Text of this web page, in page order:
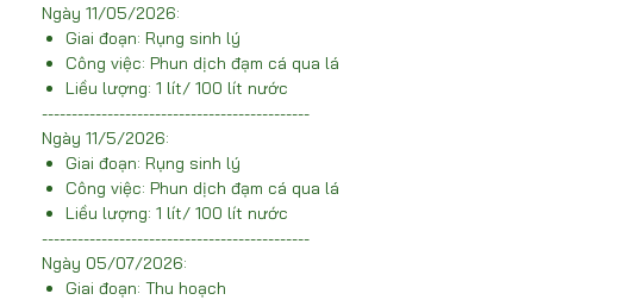
Ngày 11/05/2026:
Giai đoạn: Rụng sinh lý
Công việc: Phun dịch đạm cá qua lá
Liều lượng: 1 lít/ 100 lít nước
---------------------------------------------
Ngày 11/5/2026:
Giai đoạn: Rụng sinh lý
Công việc: Phun dịch đạm cá qua lá
Liều lượng: 1 lít/ 100 lít nước
---------------------------------------------
Ngày 05/07/2026:
Giai đoạn: Thu hoạch